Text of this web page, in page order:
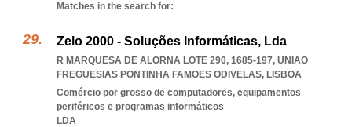
Matches in the search for:
Zelo 2000 - Soluções Informáticas, Lda
R MARQUESA DE ALORNA LOTE 290, 1685-197, UNIAO
FREGUESIAS PONTINHA FAMOES ODIVELAS, LISBOA
Comércio por grosso de computadores, equipamentos
periféricos e programas informáticos
LDA